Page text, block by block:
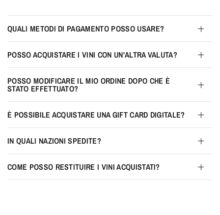
QUALI METODI DI PAGAMENTO POSSO USARE?
POSSO ACQUISTARE I VINI CON UN'ALTRA VALUTA?
POSSO MODIFICARE IL MIO ORDINE DOPO CHE È
STATO EFFETTUATO?
È POSSIBILE ACQUISTARE UNA GIFT CARD DIGITALE?
IN QUALI NAZIONI SPEDITE?
COME POSSO RESTITUIRE I VINI ACQUISTATI?